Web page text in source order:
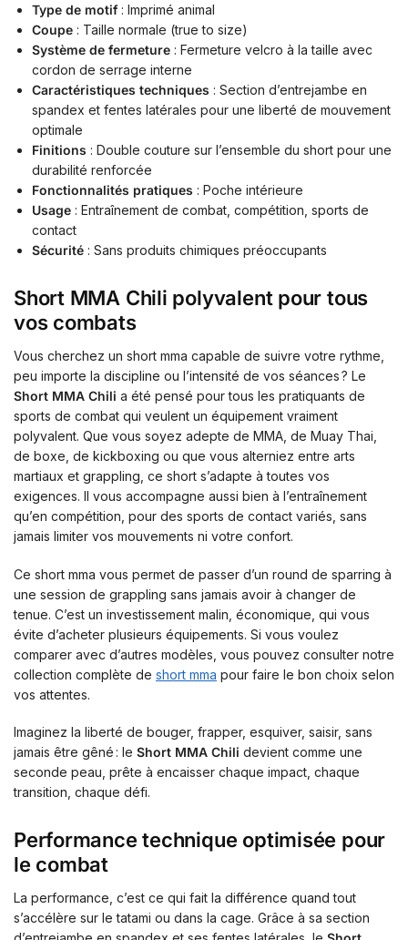
Type de motif: Imprimé animal
Coupe : Taille normale (true to size)
Système de fermeture : Fermeture velcro à la taille avec
cordon de serrage interne
Caractéristiques techniques : Section d’entrejambe en
spandex et fentes latérales pour une liberté de mouvement
optimale
Finitions : Double couture sur l’ensemble du short pour une
durabilité renforcée
Fonctionnalités pratiques : Poche intérieure
Usage : Entraînement de combat, compétition, sports de
contact
Sécurité : Sans produits chimiques préoccupants
Short MMA Chili polyvalent pour tous
vos combats
Vous cherchez un short mma capable de suivre votre rythme,
peu importe la discipline ou l’intensité de vos séances ? Le
Short MMA Chili a été pensé pour tous les pratiquants de
sports de combat qui veulent un équipement vraiment
polyvalent. Que vous soyez adepte de MMA, de Muay Thai,
de boxe, de kickboxing ou que vous alterniez entre arts
martiaux et grappling, ce short s’adapte à toutes vos
exigences. Il vous accompagne aussi bien à l’entraînement
qu’en compétition, pour des sports de contact variés, sans
jamais limiter vos mouvements ni votre confort.
Ce short mma vous permet de passer d’un round de sparring à
une session de grappling sans jamais avoir à changer de
tenue. C’est un investissement malin, économique, qui vous
évite d’acheter plusieurs équipements. Si vous voulez
comparer avec d’autres modèles, vous pouvez consulter notre
collection complète de short mma pour faire le bon choix selon
vos attentes.
Imaginez la liberté de bouger, frapper, esquiver, saisir, sans
jamais être gêné : le Short MMA Chili devient comme une
seconde peau, prête à encaisser chaque impact, chaque
transition, chaque défi.
Performance technique optimisée pour
le combat
La performance, c’est ce qui fait la différence quand tout
s’accélère sur le tatami ou dans la cage. Grâce à sa section